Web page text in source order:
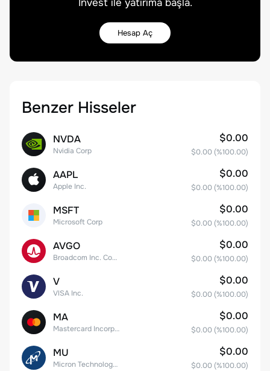
Invest ile yatırıma başla.
Hesap Aç
Benzer Hisseler
NVDA
Nvidia Corp
$0.00
$0.00 (%100.00)
AAPL
Apple Inc.
$0.00
$0.00 (%100.00)
MSFT
Microsoft Corp
$0.00
$0.00 (%100.00)
AVGO
Broadcom Inc. Common Stock
$0.00
$0.00 (%100.00)
V
VISA Inc.
$0.00
$0.00 (%100.00)
MA
Mastercard Incorporated
$0.00
$0.00 (%100.00)
MU
Micron Technology, Inc.
$0.00
$0.00 (%100.00)